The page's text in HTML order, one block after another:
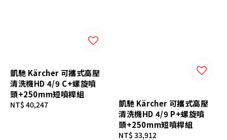
凱馳 Kärcher 可攜式高壓
清洗機HD 4/9 C+螺旋噴
頭+250mm短噴桿組
Regular
NT$ 40,247
凱馳 Kärcher 可攜式高壓
清洗機HD 4/9 P+螺旋噴
頭+250mm短噴桿組
Regular
NT$ 33,912